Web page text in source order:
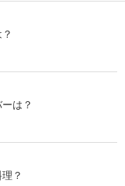
は？
？